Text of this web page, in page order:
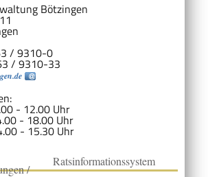
Bötzingen
/ 9310-0
/ 9310-33
- 12.00 Uhr
18.00 Uhr
15.30 Uhr
/
Ratsinformationssystem